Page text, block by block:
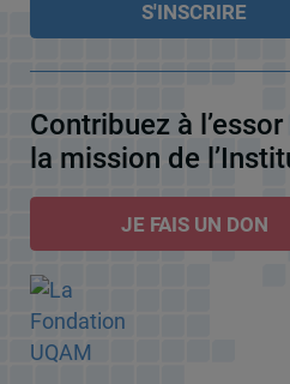
Contribuez à
la mission de
JE FAIS UN DON